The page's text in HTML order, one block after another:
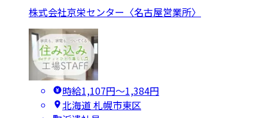
株式会社京栄センター〈名古屋営業所〉
時給1,107円〜1,384円
北海道 札幌市東区